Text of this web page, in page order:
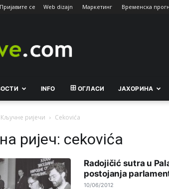
Пријавите се Web dizajn Маркетинг Временска
INFO ОГЛАСИ ЈАХОРИНА
Кључне ријечи Cekovića
ријеч: cekovića
Radojičić sutra u
postojanja
10/06/2012